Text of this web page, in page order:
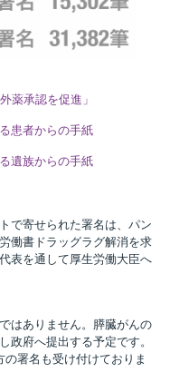
薬承認を促進」
患者からの手紙
遺族からの手紙
で寄せられた署名は、パン
働書ドラッグラグ解消を求
表を通して厚生労働大臣へ
はありません。膵臓がんの
政府へ提出する予定です。
の署名も受け付けておりま